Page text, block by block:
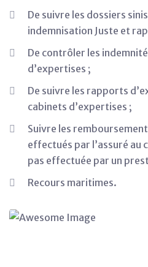
De suivre les dossiers
indemnisation Juste et
De contrôler les
d’expertises ;
De suivre les rapports
cabinets d’expertises ;
Suivre les
effectués par l’assuré au
pas effectuée par un
Recours maritimes.